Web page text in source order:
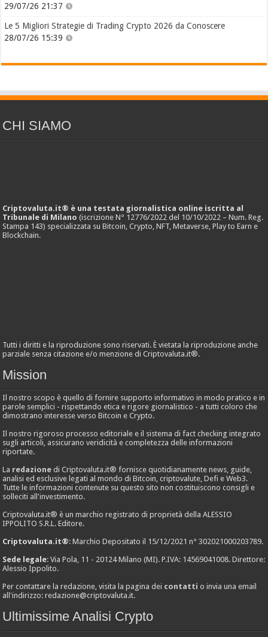
29/07/26 21:37
Le 5 Migliori Strategie di Trading Crypto 2026 da Conoscere
28/07/26 15:39
CHI SIAMO
Criptovaluta.it® è una testata giornalistica online iscritta al
Tribunale di Milano (iscrizione N° 12776/2022 del 10/10/2022 – Num. Reg.
Stampa 143) specializzata su Bitcoin, Crypto, NFT, Metaverse, Play to Earn e
Blockchain.
Tutti i diritti e la riproduzione sono riservati. È vietata la riproduzione anche
parziale senza citazione e/o menzione di Criptovaluta.it®.
Mission
Il nostro scopo è quello di fornire supporto informativo in modo pratico e in
parole semplici - rispettando etica e rigore giornalistico - a tutti coloro che
dimostrano interesse verso Bitcoin e Crypto.
Il nostro rigoroso processo editoriale e il sistema di fact checking integrato
sugli articoli, assicurano veridicità e completezza delle informazioni
riportate.
La redazione di Criptovaluta.it® fornisce quotidianamente news, guide,
analisi ed esclusive legati al mondo di Bitcoin, criptovalute, Defi e Web3.
Tutte le informazioni contenute su questo sito non costituiscono consigli e
solleciti all'investimento.
Criptovaluta.it® è un marchio registrato di proprietà della ALESSIO
IPPOLITO S.R.L. Editore.
Criptovaluta.it®: Marchio Depositato il 15/12/2021 n° 302021000203789.
Sede legale: Via Pola, 11 - 20124 Milano (MI). P.IVA: 14569041008. Direttore:
Alessio Ippolito.
Per contattare la redazione, visita la pagina dei contatti o invia una email
all'indirizzo:redazione@criptovaluta.it.
Ultimissime Analisi Crypto